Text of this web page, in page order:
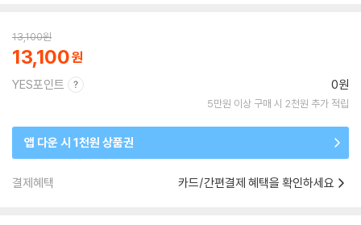
13,100원
13,100
YES포인트 0원
5만원 이상 구매 시 2천원 추가 적립
앱 다운 시 1천원 상품권
결제혜택 카드/간편결제 혜택을 확인하세요